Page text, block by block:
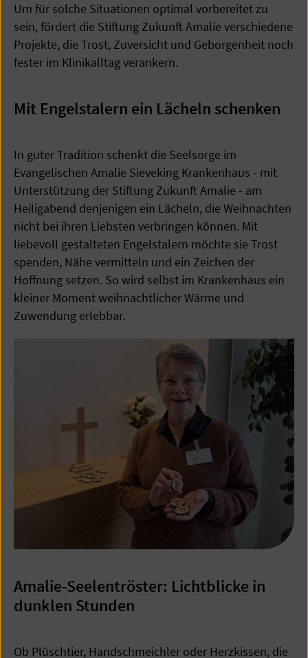
Um für solche Situationen optimal vorbereitet zu
sein, fördert die Stiftung Zukunft Amalie verschiedene
Projekte, die Trost, Zuversicht und Geborgenheit noch
fester im Klinikalltag verankern.
Mit Engelstalern ein Lächeln schenken
In guter Tradition schenkt die Seelsorge im
Evangelischen Amalie Sieveking Krankenhaus - mit
Unterstützung der Stiftung Zukunft Amalie - am
Heiligabend denjenigen ein Lächeln, die Weihnachten
nicht bei ihren Liebsten verbringen können. Mit
liebevoll gestalteten Engelstalern möchte sie Trost
spenden, Nähe vermitteln und ein Zeichen der
Hoffnung setzen. So wird selbst im Krankenhaus ein
kleiner Moment weihnachtlicher Wärme und
Zuwendung erlebbar.
Amalie-Seelentröster: Lichtblicke in
dunklen Stunden
Ob Plüschtier, Handschmeichler oder Herzkissen, die